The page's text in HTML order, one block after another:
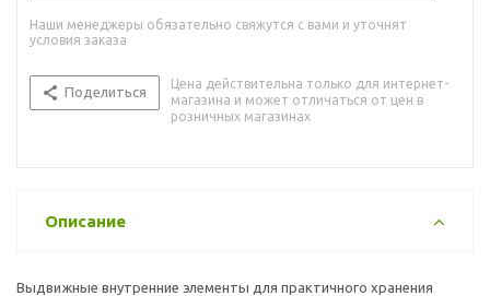
Наши менеджеры обязательно свяжутся с вами и уточнят
условия заказа
Поделиться
Цена действительна только для интернет-
магазина и может отличаться от цен в
розничных магазинах
Описание
Выдвижные внутренние элементы для практичного хранения